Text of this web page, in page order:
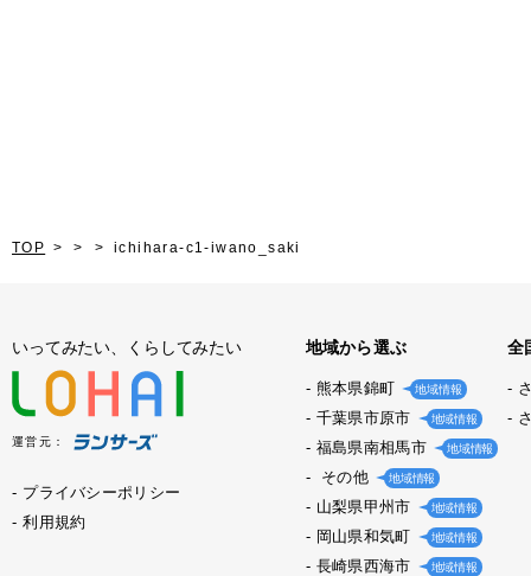
TOP ichihara-c1-iwano_saki
いってみたい、くらしてみたい
運営元：
プライバシーポリシー
利用規約
地域から選ぶ
熊本県錦町 地域情報
千葉県市原市 地域情報
福島県南相馬市 地域情報
その他 地域情報
山梨県甲州市 地域情報
岡山県和気町 地域情報
長崎県西海市 地域情報
全